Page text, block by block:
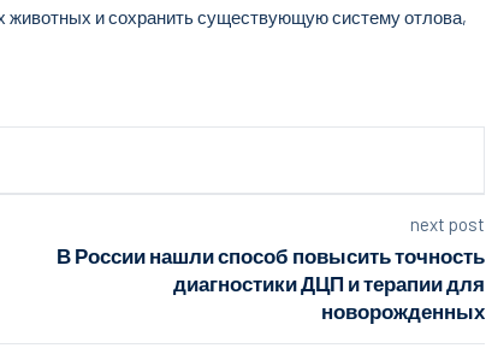
животных и сохранить существующую систему отлова,
next post
В России нашли способ повысить точность
диагностики ДЦП и терапии для
новорожденных